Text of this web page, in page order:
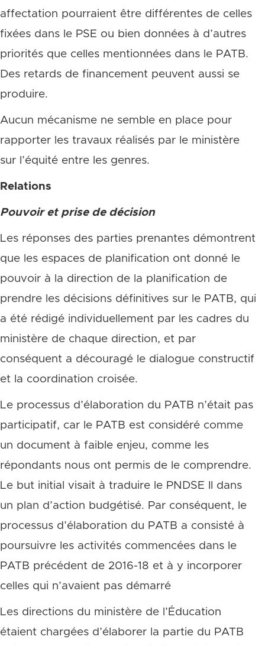
affectation pourraient être différentes de celles
fixées dans le PSE ou bien données à d’autres
priorités que celles mentionnées dans le PATB.
Des retards de financement peuvent aussi se
produire.
Aucun mécanisme ne semble en place pour
rapporter les travaux réalisés par le ministère
sur l’équité entre les genres.
Relations
Pouvoir et prise de décision
Les réponses des parties prenantes démontrent
que les espaces de planification ont donné le
pouvoir à la direction de la planification de
prendre les décisions définitives sur le PATB, qui
a été rédigé individuellement par les cadres du
ministère de chaque direction, et par
conséquent a découragé le dialogue constructif
et la coordination croisée.
Le processus d’élaboration du PATB n’était pas
participatif, car le PATB est considéré comme
un document à faible enjeu, comme les
répondants nous ont permis de le comprendre.
Le but initial visait à traduire le PNDSE II dans
un plan d’action budgétisé. Par conséquent, le
processus d’élaboration du PATB a consisté à
poursuivre les activités commencées dans le
PATB précédent de 2016-18 et à y incorporer
celles qui n’avaient pas démarré
Les directions du ministère de l’Éducation
étaient chargées d’élaborer la partie du PATB